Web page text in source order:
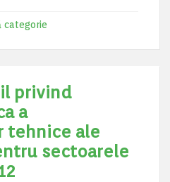
categorie
privind
a
tehnice ale
sectoarele